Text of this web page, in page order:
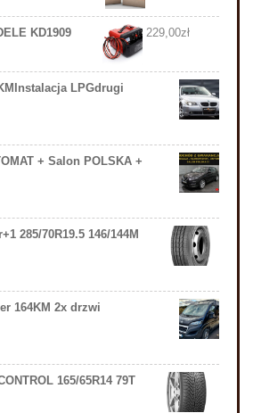
KD1909 229,00zł
LPGdrugi
+ Salon POLSKA +
285/70R19.5 146/144M
164KM 2x drzwi
165/65R14 79T